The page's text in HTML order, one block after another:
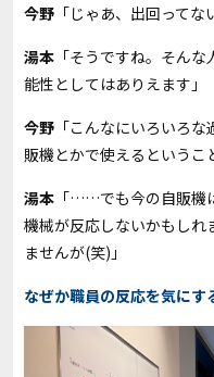
今野 「じゃあ、出回って
湯本 「そうですね。そん
能性としてはありえます」
今野 「こんなにいろいろ
販機とかで使えるというこ
湯本 「……でも今の自販機
機械が反応しないかもしれ
ませんが(笑)」
なぜか職員の反応を気にす